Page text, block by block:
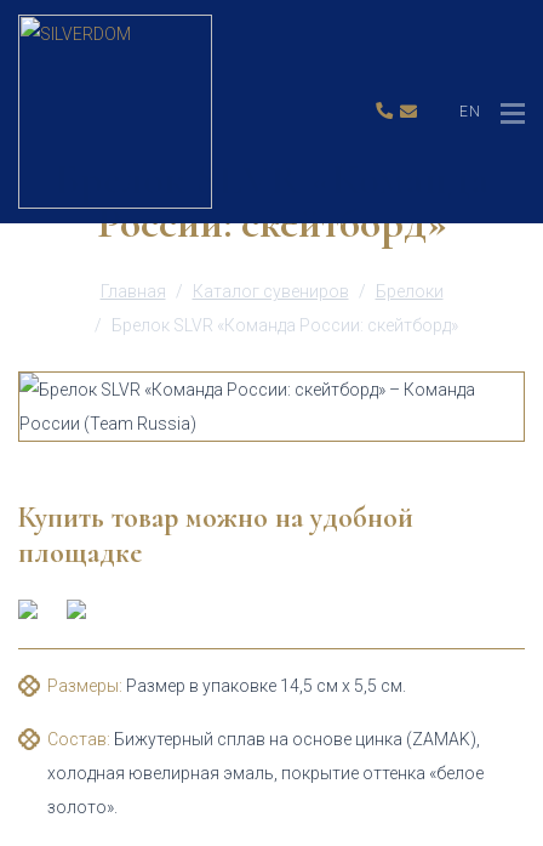
EN
России: скейтборд»
Главная Каталог сувениров
Брелоки
Брелок SLVR «Команда России: скейтборд»
Купить товар можно на удобной
площадке
Размеры: Размер в упаковке 14,5 см х 5,5 см.
Состав: Бижутерный сплав на основе цинка (ZAMAK),
холодная ювелирная эмаль, покрытие оттенка «белое
золото».